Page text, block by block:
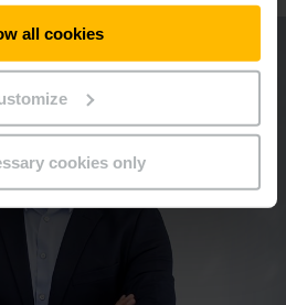
all cookies
cookies only